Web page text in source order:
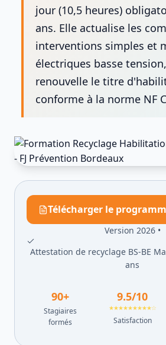
jour (10,5 heures)
ans. Elle actualise les
interventions simples et
électriques basse
renouvelle le titre
conforme à la norme NF
Télécharger le
Version 2026 •
Attestation de recyclage BS-BE
ans
90+
Stagiaires
formés
9.5/10
★★★★★★★★★☆
Satisfaction